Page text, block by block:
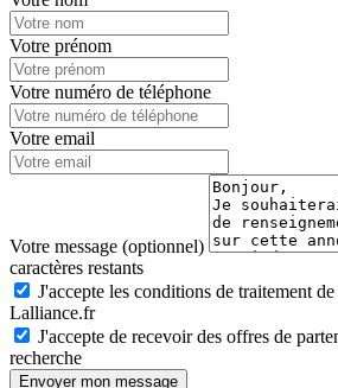
Votre prénom
Votre numéro de téléphone
Votre email
Votre message (optionnel)
caractères restants
J'accepte les conditions de traitement
Lalliance.fr
J'accepte de recevoir des offres de
recherche
Envoyer mon message